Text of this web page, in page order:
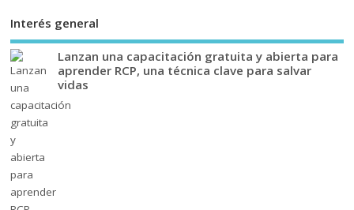
Interés general
Lanzan una capacitación gratuita y abierta para
aprender RCP, una técnica clave para salvar
vidas